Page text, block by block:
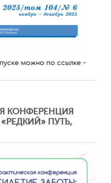
можно по ссылке -
КОНФЕРЕНЦИЯ
ПУТЬ,
Отправить